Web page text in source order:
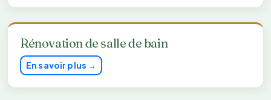
Rénovation de salle de bain
En savoir plus →